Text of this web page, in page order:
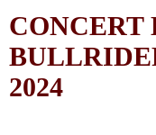
CONCERT
2024